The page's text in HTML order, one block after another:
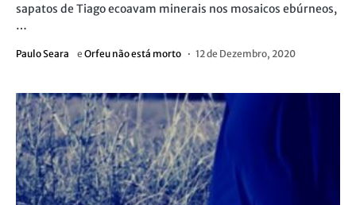
sapatos de Tiago ecoavam minerais nos mosaicos ebúrneos,
…
Paulo Seara e Orfeu não está morto 12 de Dezembro, 2020